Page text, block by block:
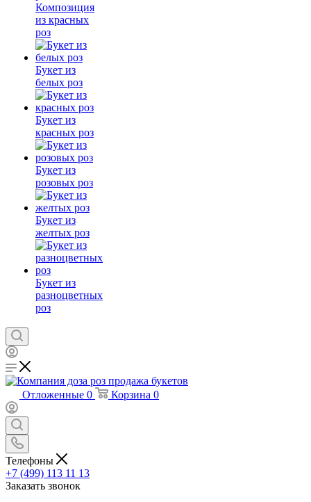
Композиция
из красных
роз
Букет из
белых роз
Букет из
красных роз
Букет из
розовых роз
Букет из
желтых роз
Букет из
разноцветных
роз
Отложенные 0 Корзина 0
Телефоны
+7 (499) 113 11 13
Заказать звонок